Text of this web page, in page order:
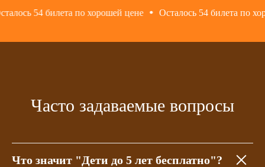
цене Осталось 54 билета по хорошей цене
Часто задаваемые вопросы
Что значит "Дети до 5 лет бесплатно"?